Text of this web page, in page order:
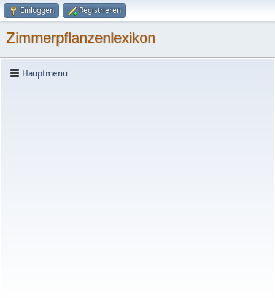
Einloggen Registrieren
Zimmerpflanzenlexikon
Hauptmenü